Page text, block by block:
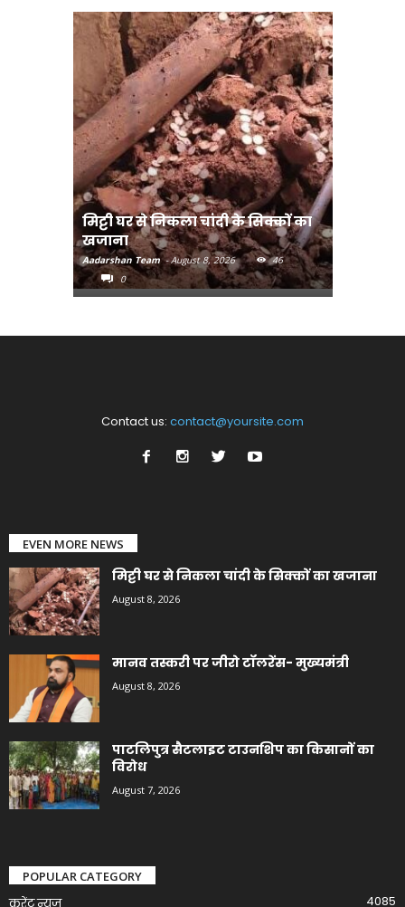
मिट्टी घर से निकला चांदी के सिक्कों का
खजाना
Aadarshan Team - August 8, 2026
46
0
Contact us: contact@yoursite.com
EVEN MORE NEWS
मिट्टी घर से निकला चांदी के सिक्कों का खजाना
August 8, 2026
मानव तस्करी पर जीरो टॉलरेंस- मुख्यमंत्री
August 8, 2026
पाटलिपुत्र सैटलाइट टाउनशिप का किसानों का
विरोध
August 7, 2026
POPULAR CATEGORY
4085